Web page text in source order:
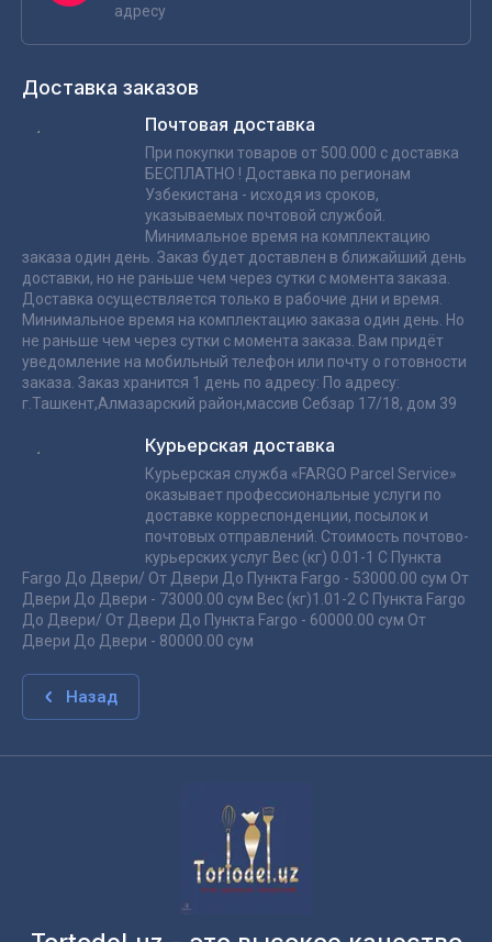
адресу
Доставка заказов
Почтовая доставка
При покупки товаров от 500.000 с доставка
БЕСПЛАТНО ! Доставка по регионам
Узбекистана - исходя из сроков,
указываемых почтовой службой.
Минимальное время на комплектацию
заказа один день. Заказ будет доставлен в ближайший день
доставки, но не раньше чем через сутки с момента заказа.
Доставка осуществляется только в рабочие дни и время.
Минимальное время на комплектацию заказа один день. Но
не раньше чем через сутки с момента заказа. Вам придёт
уведомление на мобильный телефон или почту о готовности
заказа. Заказ хранится 1 день по адресу: По адресу:
г.Ташкент,Алмазарский район,массив Себзар 17/18, дом 39
Курьерская доставка
Курьерская служба «FARGO Parcel Service»
оказывает профессиональные услуги по
доставке корреспонденции, посылок и
почтовых отправлений. Стоимость почтово-
курьерских услуг Вес (кг) 0.01-1 С Пункта
Fargo До Двери/ От Двери До Пункта Fargo - 53000.00 сум От
Двери До Двери - 73000.00 сум Вес (кг)1.01-2 С Пункта Fargo
До Двери/ От Двери До Пункта Fargo - 60000.00 сум От
Двери До Двери - 80000.00 сум
Назад